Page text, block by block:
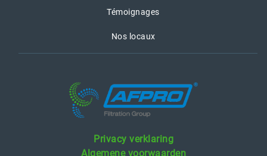
Témoignages
Nos locaux
Privacy verklaring
Algemene voorwaarden